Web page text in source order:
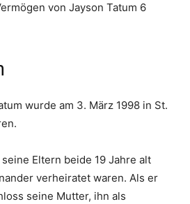
von Jayson Tatum 6
wurde am 3. März 1998 in St.
Eltern beide 19 Jahre alt
verheiratet waren. Als er
seine Mutter, ihn als